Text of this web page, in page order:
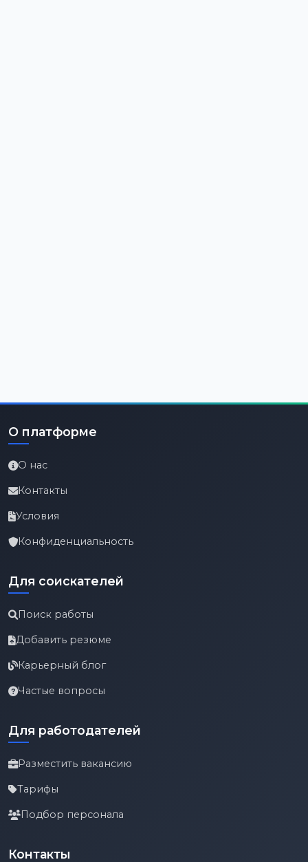
О платформе
О нас
Контакты
Условия
Конфиденциальность
Для соискателей
Поиск работы
Добавить резюме
Карьерный блог
Частые вопросы
Для работодателей
Разместить вакансию
Тарифы
Подбор персонала
Контакты